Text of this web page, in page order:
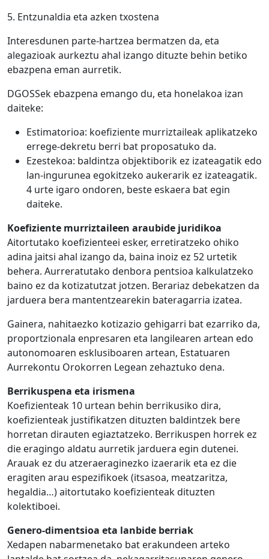
5. Entzunaldia eta azken txostena
Interesdunen parte-hartzea bermatzen da, eta
alegazioak aurkeztu ahal izango dituzte behin betiko
ebazpena eman aurretik.
DGOSSek ebazpena emango du, eta honelakoa izan
daiteke:
Estimatorioa: koefiziente murriztaileak aplikatzeko
errege-dekretu berri bat proposatuko da.
Ezestekoa: baldintza objektiborik ez izateagatik edo
lan-ingurunea egokitzeko aukerarik ez izateagatik.
4 urte igaro ondoren, beste eskaera bat egin
daiteke.
Koefiziente murriztaileen araubide juridikoa
Aitortutako koefizienteei esker, erretiratzeko ohiko
adina jaitsi ahal izango da, baina inoiz ez 52 urtetik
behera. Aurreratutako denbora pentsioa kalkulatzeko
baino ez da kotizatutzat jotzen. Berariaz debekatzen da
jarduera bera mantentzearekin bateragarria izatea.
Gainera, nahitaezko kotizazio gehigarri bat ezarriko da,
proportzionala enpresaren eta langilearen artean edo
autonomoaren esklusiboaren artean, Estatuaren
Aurrekontu Orokorren Legean zehaztuko dena.
Berrikuspena eta irismena
Koefizienteak 10 urtean behin berrikusiko dira,
koefizienteak justifikatzen dituzten baldintzek bere
horretan dirauten egiaztatzeko. Berrikuspen horrek ez
die eragingo aldatu aurretik jarduera egin dutenei.
Arauak ez du atzeraeraginezko izaerarik eta ez die
eragiten arau espezifikoek (itsasoa, meatzaritza,
hegaldia…) aitortutako koefizienteak dituzten
kolektiboei.
Genero-dimentsioa eta lanbide berriak
Xedapen nabarmenetako bat erakundeen arteko